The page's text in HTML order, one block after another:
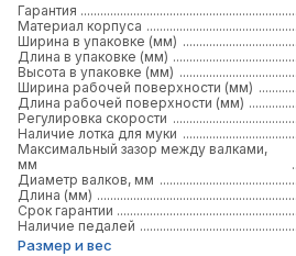
Гарантия
Материал корпуса
Ширина в упаковке (мм)
Длина в упаковке (мм)
Высота в упаковке (мм)
Ширина рабочей поверхности (мм)
Длина рабочей поверхности (мм)
Регулировка скорости
Наличие лотка для муки
Максимальный зазор между валками,
мм
Диаметр валков, мм
Длина (мм)
Срок гарантии
Наличие педалей
Размер и вес